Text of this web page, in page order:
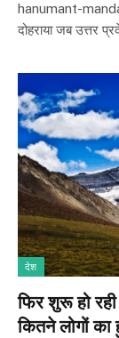
hanumant-
दोहराया जब उत्तर
देश
फिर शुरू हो
कितने लोगों